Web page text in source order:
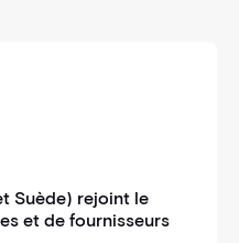
Suède) rejoint le
et de fournisseurs